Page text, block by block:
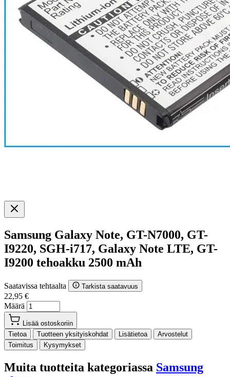
Samsung Galaxy Note, GT-N7000, GT-
I9220, SGH-i717, Galaxy Note LTE, GT-
I9200 tehoakku 2500 mAh
Saatavissa tehtaalta Tarkista saatavuus
22,95 €
Määrä
Lisää ostoskoriin
Tietoa
Tuotteen yksityiskohdat Lisätietoa
Arvostelut
Toimitus
Kysymykset
Muita tuotteita kategoriassa Samsung